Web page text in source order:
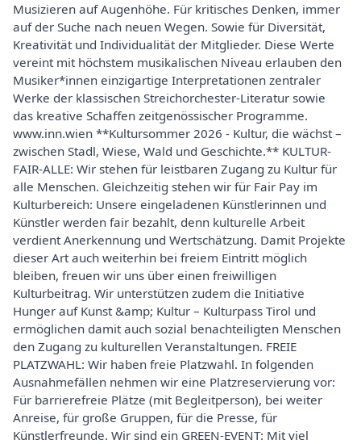
Musizieren auf Augenhöhe. Für kritisches Denken, immer
auf der Suche nach neuen Wegen. Sowie für Diversität,
Kreativität und Individualität der Mitglieder. Diese Werte
vereint mit höchstem musikalischen Niveau erlauben den
Musiker*innen einzigartige Interpretationen zentraler
Werke der klassischen Streichorchester-Literatur sowie
das kreative Schaffen zeitgenössischer Programme.
www.inn.wien **Kultursommer 2026 - Kultur, die wächst –
zwischen Stadl, Wiese, Wald und Geschichte.** KULTUR-
FAIR-ALLE: Wir stehen für leistbaren Zugang zu Kultur für
alle Menschen. Gleichzeitig stehen wir für Fair Pay im
Kulturbereich: Unsere eingeladenen Künstlerinnen und
Künstler werden fair bezahlt, denn kulturelle Arbeit
verdient Anerkennung und Wertschätzung. Damit Projekte
dieser Art auch weiterhin bei freiem Eintritt möglich
bleiben, freuen wir uns über einen freiwilligen
Kulturbeitrag. Wir unterstützen zudem die Initiative
Hunger auf Kunst &amp; Kultur – Kulturpass Tirol und
ermöglichen damit auch sozial benachteiligten Menschen
den Zugang zu kulturellen Veranstaltungen. FREIE
PLATZWAHL: Wir haben freie Platzwahl. In folgenden
Ausnahmefällen nehmen wir eine Platzreservierung vor:
Für barrierefreie Plätze (mit Begleitperson), bei weiter
Anreise, für große Gruppen, für die Presse, für
Künstlerfreunde. Wir sind ein GREEN-EVENT: Mit viel